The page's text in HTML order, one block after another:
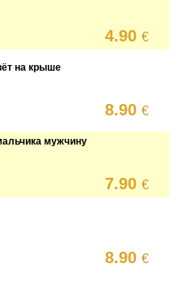
4.90€
на крыше
8.90€
мужчину
7.90€
8.90€